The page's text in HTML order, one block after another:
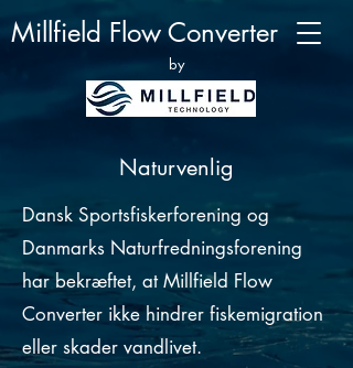
Millfield Flow Converter
by
Naturvenlig
Dansk Sportsfiskerforening og
Danmarks Naturfredningsforening
har bekræftet, at Millfield Flow
Converter ikke hindrer fiskemigration
eller skader vandlivet.